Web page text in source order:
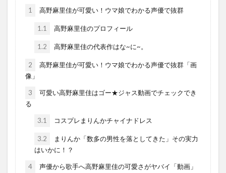
1 高野麻里佳が可愛い！ウマ娘でわかる声優で抜群
1.1 高野麻里佳のプロフィール
1.2 高野麻里佳の代表作はな~に~。
2
高野麻里佳が可愛い！ウマ娘でわかる声優で抜群「画
像」
3
可愛い高野麻里佳はゴー★ジャス動画でチェックでき
る
3.1 コスプレまりんかチャイナドレス
3.2
まりんか「数多の男性を落としてきた」その実力
はいかに！？
4 声優から歌手へ高野麻里佳の可愛さがヤバイ「動画」